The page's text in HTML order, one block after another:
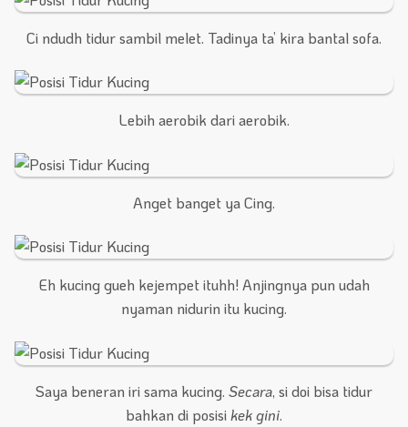
Ci ndudh tidur sambil melet. Tadinya ta’ kira bantal sofa.
Lebih aerobik dari aerobik.
Anget banget ya Cing.
Eh kucing gueh kejempet ituhh! Anjingnya pun udah
nyaman nidurin itu kucing.
Saya beneran iri sama kucing. Secara, si doi bisa tidur
bahkan di posisi kek gini.